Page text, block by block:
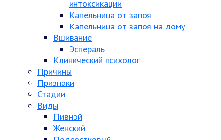
интоксикации
Капельница от запоя
Капельница от запоя на дому
Вшивание
Эспераль
Клинический психолог
Причины
Признаки
Стадии
Виды
Пивной
Женский